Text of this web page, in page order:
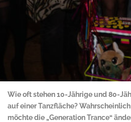
Wie oft stehen 10-Jährige und 80-
auf einer Tanzfläche?
möchte die „Generation Trance“